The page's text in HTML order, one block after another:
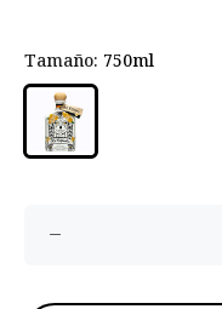
Tamaño: 750ml